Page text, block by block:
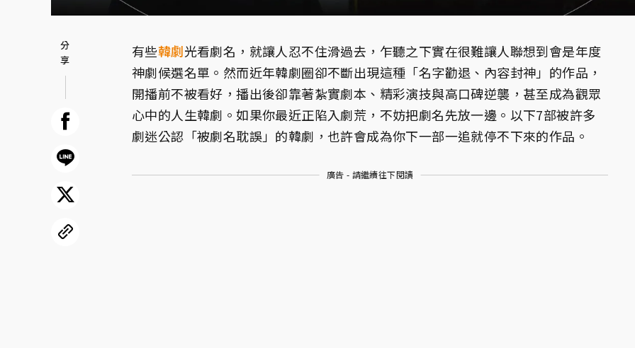
有些韓劇光看劇名，就讓人忍不住滑過去，乍聽之下實在很難讓人聯想到會是年度
神劇候選名單。然而近年韓劇圈卻不斷出現這種「名字勸退、內容封神」的作品，
開播前不被看好，播出後卻靠著紮實劇本、精彩演技與高口碑逆襲，甚至成為觀眾
心中的人生韓劇。如果你最近正陷入劇荒，不妨把劇名先放一邊。以下7部被許多
劇迷公認「被劇名耽誤」的韓劇，也許會成為你下一部一追就停不下來的作品。
廣告 - 請繼續往下閱讀